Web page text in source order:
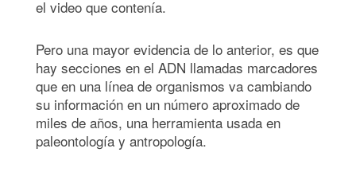
el video que contenía.
Pero una mayor evidencia de lo anterior, es que
hay secciones en el ADN llamadas marcadores
que en una línea de organismos va cambiando
su información en un número aproximado de
miles de años, una herramienta usada en
paleontología y antropología.